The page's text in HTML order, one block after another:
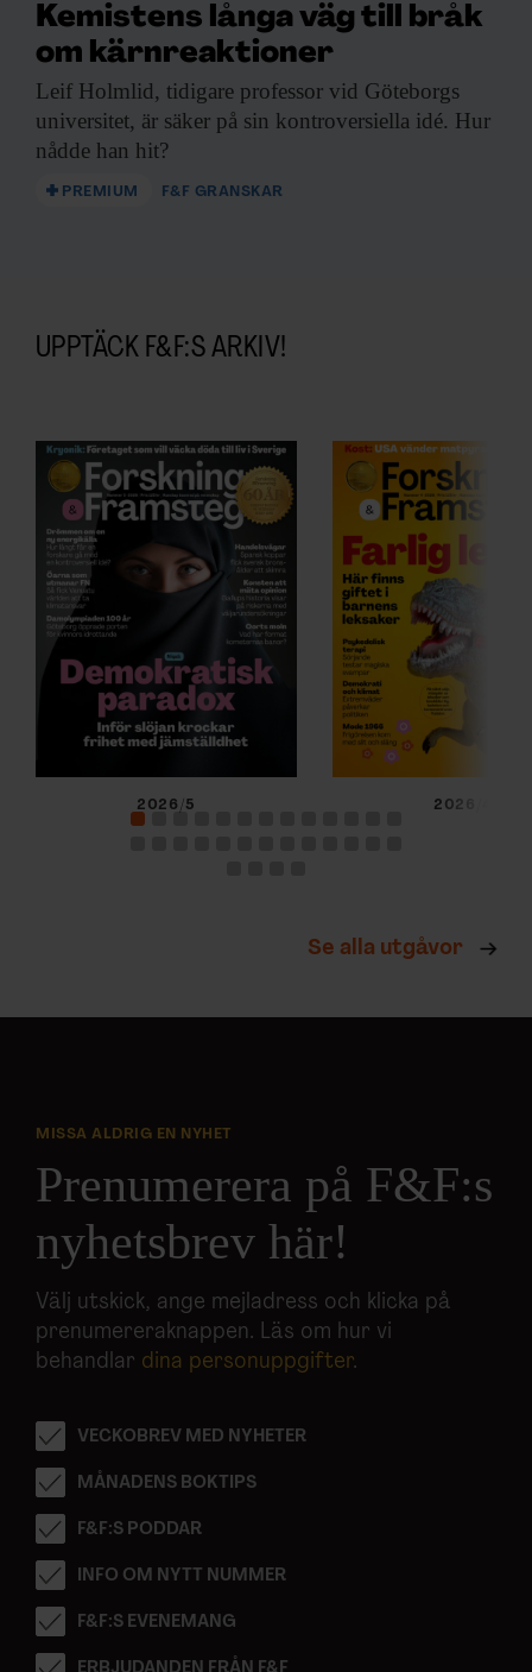
Kemistens långa väg till bråk
om kärnreaktioner
Leif Holmlid, tidigare professor vid Göteborgs
universitet, är säker på sin kontroversiella idé. Hur
nådde han hit?
PREMIUM F&F GRANSKAR
UPPTÄCK F&F:S ARKIV!
2026/5 2026/4
Se alla utgåvor
MISSA ALDRIG EN NYHET
Prenumerera på F&F:s
nyhetsbrev här!
Välj utskick, ange mejladress och klicka på
prenumereraknappen. Läs om hur vi
behandlar dina personuppgifter.
VECKOBREV MED NYHETER
MÅNADENS BOKTIPS
F&F:S PODDAR
INFO OM NYTT NUMMER
F&F:S EVENEMANG